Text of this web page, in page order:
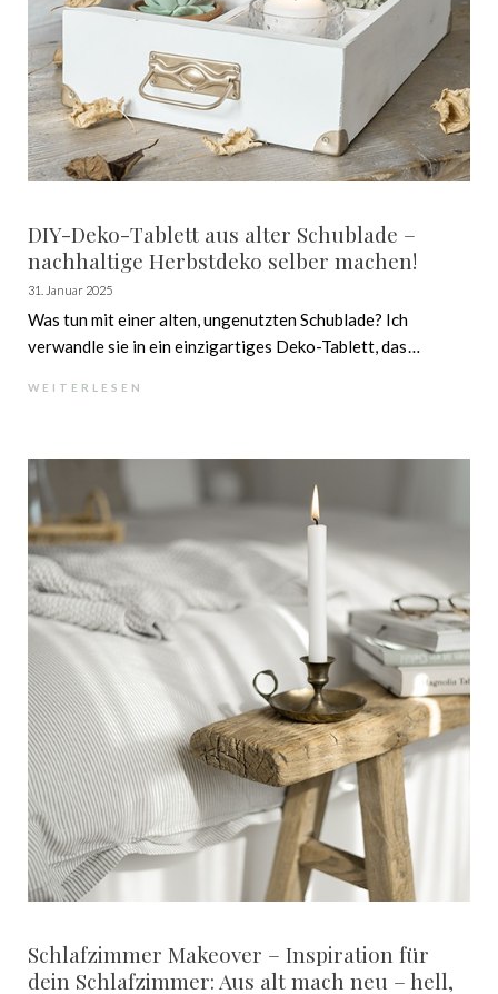
DIY-Deko-Tablett aus alter Schublade –
nachhaltige Herbstdeko selber machen!
31. Januar 2025
Was tun mit einer alten, ungenutzten Schublade? Ich
verwandle sie in ein einzigartiges Deko-Tablett, das
WEITERLESEN
Schlafzimmer Makeover – Inspiration für
dein Schlafzimmer: Aus alt mach neu – hell,